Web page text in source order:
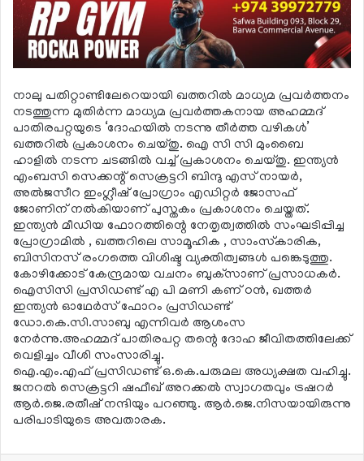
നാലു പതിറ്റാണ്ടിലേറെയായി ഖത്തറില്‍ മാധ്യമ പ്രവര്‍ത്തനം
നടത്തുന്ന മുതിര്‍ന്ന മാധ്യമ പ്രവര്‍ത്തകനായ അഹമ്മദ്
പാതിരപറ്റയുടെ ‘ദോഹയില്‍ നടന്നു തീര്‍ത്ത വഴികള്‍’
ഖത്തറില്‍ പ്രകാശനം ചെയ്തു. ഐ സി സി മുംബൈ
ഹാളില്‍ നടന്ന ചടങ്ങില്‍ വച്ച് പ്രകാശനം ചെയ്തു. ഇന്ത്യന്‍
എംബസി സെക്കന്റ് സെക്രട്ടറി ബിന്ദു എസ് നായര്‍,
അല്‍ജസീറ ഇംഗ്ലീഷ് പ്രോഗ്രാം എഡിറ്റര്‍ ജോസഫ്
ജോണിന് നല്‍കിയാണ് പുസ്തകം പ്രകാശനം ചെയ്തത്.
ഇന്ത്യന്‍ മീഡിയ ഫോറത്തിന്റെ നേതൃത്വത്തില്‍ സംഘടിപ്പിച്ച
പ്രോഗ്രാമില്‍ , ഖത്തറിലെ സാമൂഹിക , സാംസ്‌കാരിക,
ബിസിനസ് രംഗത്തെ വിശിഷ്ട വ്യക്തിത്വങ്ങള്‍ പങ്കെടുത്തു.
കോഴിക്കോട് കേന്ദ്രമായ വചനം ബുക്‌സാണ് പ്രസാധകര്‍.
ഐസിസി പ്രസിഡണ്ട് എ പി മണി കണ് ഠന്‍, ഖത്തര്‍
ഇന്ത്യന്‍ ഓഥേര്‍സ് ഫോറം പ്രസിഡണ്ട്
ഡോ.കെ.സി.സാബു എന്നിവര്‍ ആശംസ
നേര്‍ന്നു.അഹമ്മദ് പാതിരപറ്റ തന്റെ ദോഹ ജീവിതത്തിലേക്ക്
വെളിച്ചം വീശി സംസാരിച്ചു.
ഐ.എം.എഫ് പ്രസിഡണ്ട് ഒ.കെ.പരുമല അധ്യക്ഷത വഹിച്ചു.
ജനറല്‍ സെക്രട്ടറി ഷഫീഖ് അറക്കല്‍ സ്വാഗതവും ട്രഷറര്‍
ആര്‍.ജെ.രതീഷ് നന്ദിയും പറഞ്ഞു. ആര്‍.ജെ.നിസയായിരുന്നു
പരിപാടിയുടെ അവതാരക.